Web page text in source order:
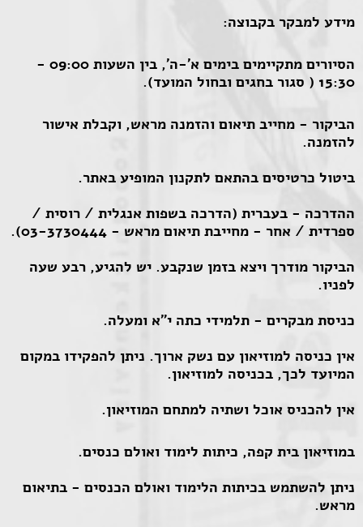
מידע למבקר בקבוצה:
הסיורים מתקיימים בימים א'-ה', בין השעות 09:00 -
15:30 ( סגור בחגים ובחול המועד).
הביקור - מחייב תיאום והזמנה מראש, וקבלת אישור
להזמנה.
ביטול כרטיסים בהתאם לתקנון המופיע באתר.
ההדרכה - בעברית (הדרכה בשפות אנגלית / רוסית /
ספרדית / אחר - מחייבת תיאום מראש - 03-3730444).
​הביקור מודרך ויצא בזמן שנקבע. יש להגיע, רבע שעה
לפניו.
כניסת מבקרים - תלמידי כתה י"א ומעלה.
אין כניסה למוזיאון עם נשק ארוך. ניתן להפקידו במקום
המיועד לכך, בכניסה למוזיאון.
אין להכניס אוכל ושתיה למתחם המוזיאון.
במוזיאון בית קפה, כיתות לימוד ואולם כנסים.
ניתן להשתמש בכיתות הלימוד ואולם הכנסים - בתיאום
מראש.